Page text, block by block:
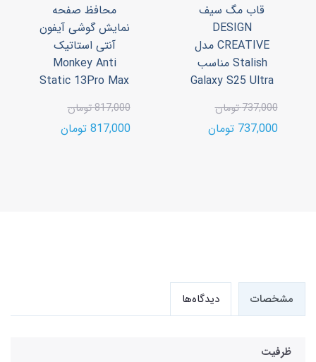
قاب مگ سیف
DESIGN
CREATIVE مدل
Stalish مناسب
Galaxy S25 Ultra
737,000 تومان
737,000 تومان
محافظ صفحه
نمایش گوشی آیفون
آنتی استاتیک
Monkey Anti
Static 13Pro Max
817,000 تومان
817,000 تومان
مشخصات دیدگاه‌ها
ظرفیت